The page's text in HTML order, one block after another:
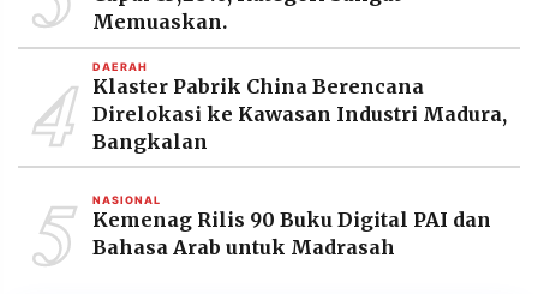
Memuaskan.
4 DAERAH
Klaster Pabrik China Berencana
Direlokasi ke Kawasan Industri Madura,
Bangkalan
5 NASIONAL
Kemenag Rilis 90 Buku Digital PAI dan
Bahasa Arab untuk Madrasah